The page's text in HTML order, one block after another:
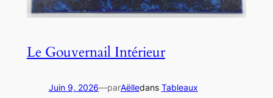
Le Gouvernail Intérieur
Juin 9, 2026—parAëlledans Tableaux